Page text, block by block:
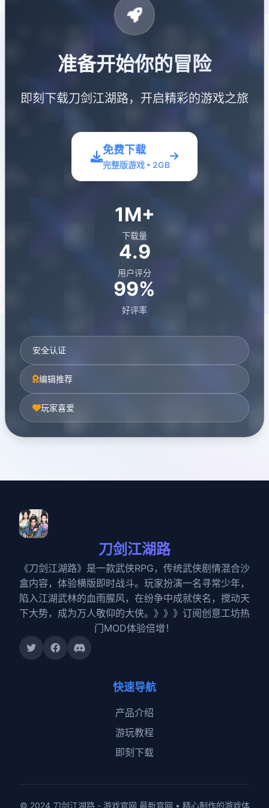
准备开始你的冒险
即刻下载刀剑江湖路，开启精彩的游戏之旅
免费下载
完整版游戏 • 2GB
1M+
下载量
4.9
用户评分
99%
好评率
安全认证
编辑推荐
玩家喜爱
刀剑江湖路
《刀剑江湖路》是一款武侠RPG，传统武侠剧情混合沙
盒内容，体验横版即时战斗。玩家扮演一名寻常少年，
陷入江湖武林的血雨腥风，在纷争中成就侠名，搅动天
下大势，成为万人敬仰的大侠。》》》订阅创意工坊热
门MOD体验倍增！
快速导航
产品介绍
游玩教程
即刻下载
© 2024 刀剑江湖路 - 游戏官网 最新官网 • 精心制作的游戏体